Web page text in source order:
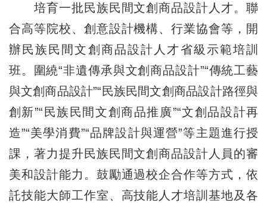
培育一批民族民間文創商品設計人才。聯
合高等院校、創意設計機構、行業協會等，開
辦民族民間文創商品設計人才省級示範培訓
班。圍繞“非遺傳承與文創商品設計”“傳統工藝
與文創商品設計”“民族民間文創商品設計路徑與
創新”“民族民間文創商品推廣”“文創品設計再
造”“美學消費”“品牌設計與運營”等主題進行授
課，著力提升民族民間文創商品設計人員的審
美和設計能力。鼓勵通過校企合作等方式，依
託技能大師工作室、高技能人才培訓基地及各